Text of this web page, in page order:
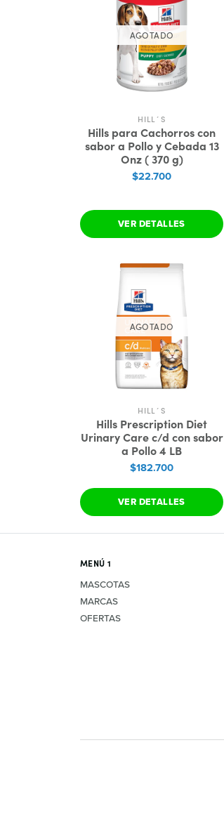
AGOTADO
HILL´S
Hills para Cachorros con
sabor a Pollo y Cebada 13
Onz ( 370 g)
$22.700
VER DETALLES
AGOTADO
HILL´S
Hills Prescription Diet
Urinary Care c/d con sabor
a Pollo 4 LB
$182.700
VER DETALLES
MENÚ 1
MASCOTAS
MARCAS
OFERTAS